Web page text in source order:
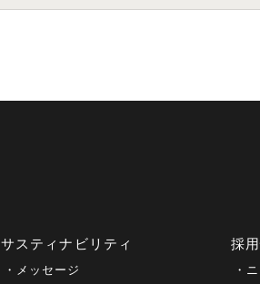
サスティナビリティ
メッセージ
採